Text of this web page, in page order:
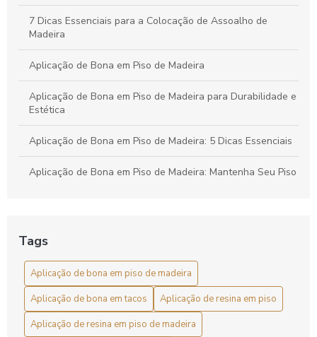
7 Dicas Essenciais para a Colocação de Assoalho de
Madeira
Aplicação de Bona em Piso de Madeira
Aplicação de Bona em Piso de Madeira para Durabilidade e
Estética
Aplicação de Bona em Piso de Madeira: 5 Dicas Essenciais
Aplicação de Bona em Piso de Madeira: Mantenha Seu Piso
Aplicação de Bona em Tacos: Guia Prático
Aplicação de Bona Preço: Como Economizar
Aplicação de Bona Preço: Conheça Os Benefícios
Tags
Aplicação de bona em piso de madeira
Aplicação de bona em tacos
Aplicação de resina em piso
Aplicação de resina em piso de madeira